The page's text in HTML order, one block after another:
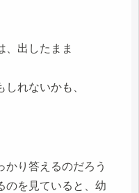
、出したまま
れないかも、
かり答えるのだろう
のを見ていると、幼